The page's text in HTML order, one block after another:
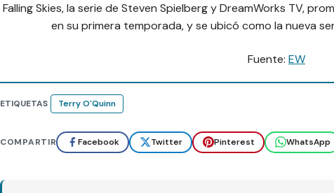
Falling Skies, la serie de Steven Spielberg y DreamWorks TV,
en su primera temporada, y se ubicó como la nueva
Fuente: EW
ETIQUETAS Terry O'Quinn
COMPARTIR Facebook Twitter Pinterest WhatsApp